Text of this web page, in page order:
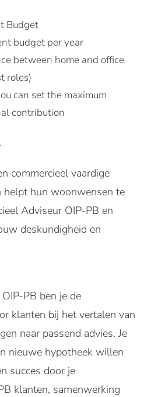
Budget
budget per year
between home and office
roles)
can set the maximum
contribution
commercieel vaardige
helpt hun woonwensen te
Adviseur OIP-PB en
deskundigheid en
PB ben je de
klanten bij het vertalen van
naar passend advies. Je
nieuwe hypotheek willen
succes door je
klanten, samenwerking